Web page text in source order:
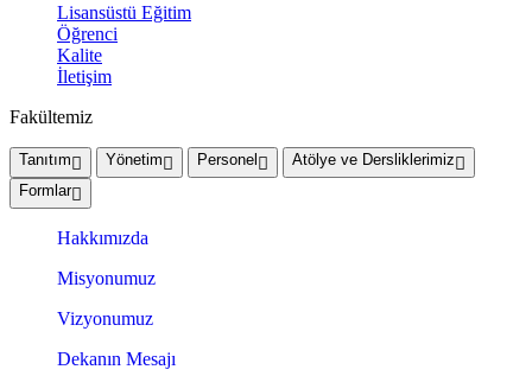
Lisansüstü Eğitim
Öğrenci
Kalite
İletişim
Fakültemiz
Tanıtım Yönetim Personel
Atölye ve Dersliklerimiz
Formlar
Hakkımızda
Misyonumuz
Vizyonumuz
Dekanın Mesajı